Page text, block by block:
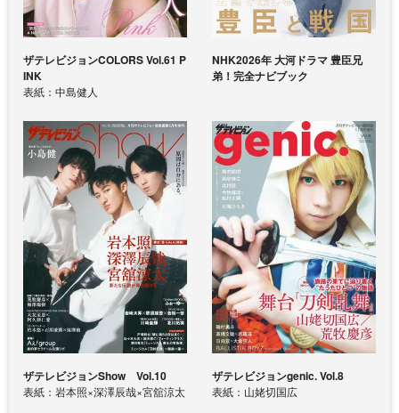
ザテレビジョンCOLORS Vol.61 P
INK
表紙：中島健人
NHK2026年 大河ドラマ 豊臣兄
弟！完全ナビブック
ザテレビジョンShow Vol.10
表紙：岩本照×深澤辰哉×宮舘涼太
ザテレビジョンgenic. Vol.8
表紙：山姥切国広